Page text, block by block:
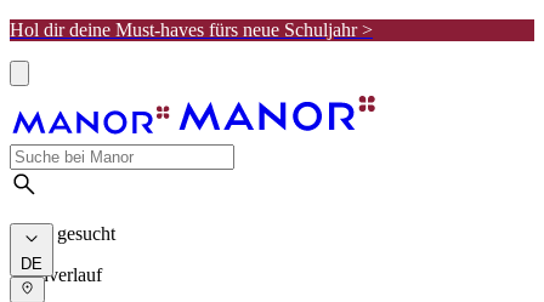
Hol dir deine Must-haves fürs neue Schuljahr >
Meist gesucht
Suchverlauf
DE